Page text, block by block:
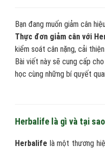
Bạn đang muốn giảm cân
Thực đơn giảm cân với
kiểm soát cân nặng, cải
Bài viết này sẽ cung cấp
học cùng những bí quyết
Herbalife là gì và tại
Herbalife là một thương